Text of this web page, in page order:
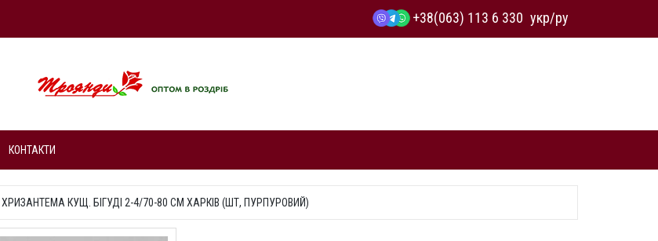
+38(063) 113 6 330 укр/ру
КОНТАКТИ
ХРИЗАНТЕМА КУЩ. БІГУДІ 2-4/70-80 СМ ХАРКІВ (ШТ, ПУРПУРОВИЙ)